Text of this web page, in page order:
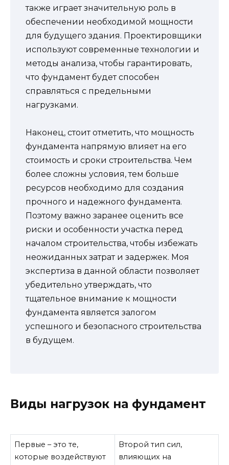
также играет значительную роль в
обеспечении необходимой мощности
для будущего здания. Проектировщики
используют современные технологии и
методы анализа, чтобы гарантировать,
что фундамент будет способен
справляться с предельными
нагрузками.
Наконец, стоит отметить, что мощность
фундамента напрямую влияет на его
стоимость и сроки строительства. Чем
более сложны условия, тем больше
ресурсов необходимо для создания
прочного и надежного фундамента.
Поэтому важно заранее оценить все
риски и особенности участка перед
началом строительства, чтобы избежать
неожиданных затрат и задержек. Моя
экспертиза в данной области позволяет
убедительно утверждать, что
тщательное внимание к мощности
фундамента является залогом
успешного и безопасного строительства
в будущем.
Виды нагрузок на фундамент
Первые – это те,
которые воздействуют
Второй тип сил,
влияющих на